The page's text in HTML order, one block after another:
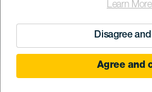
Learn
Disagree
Agree and